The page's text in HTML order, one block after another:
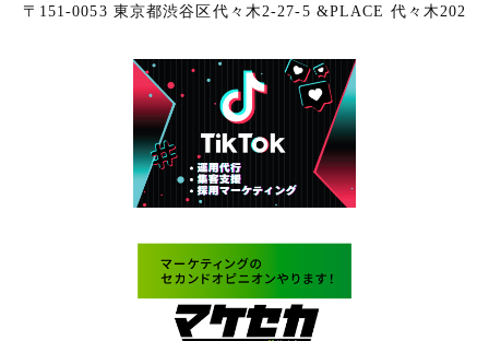
〒151-0053 東京都渋谷区代々木2-27-5 &PLACE 代々木202